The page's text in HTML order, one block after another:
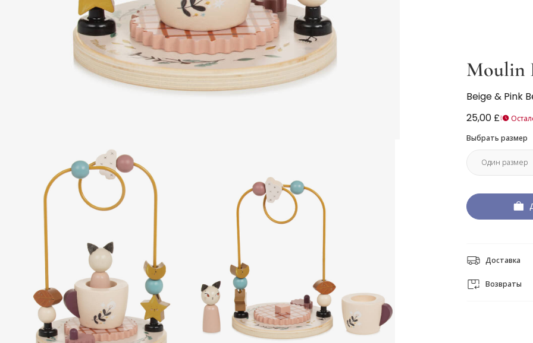
Moulin
Beige & Pink
25,00 £
Выбрать размер
Доставка
Возвраты